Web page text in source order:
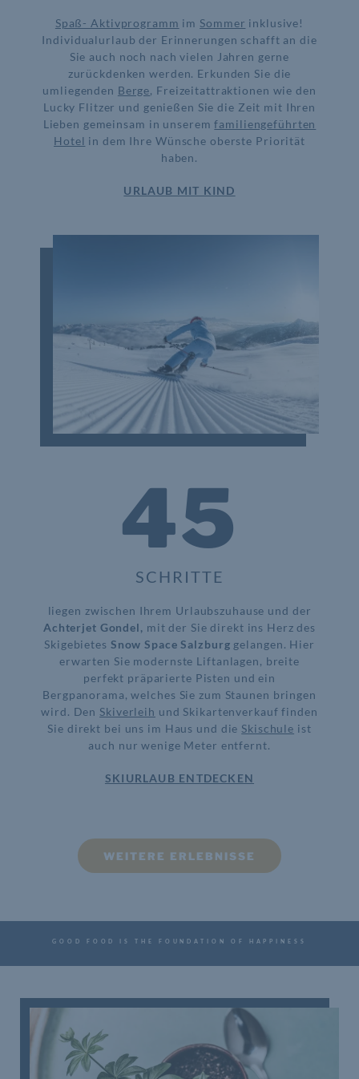
Spaß- Aktivprogramm im Sommer inklusive!
Individualurlaub der Erinnerungen schafft an die
Sie auch noch nach vielen Jahren gerne
zurückdenken werden. Erkunden Sie die
umliegenden Berge, Freizeitattraktionen wie den
Lucky Flitzer und genießen Sie die Zeit mit Ihren
Lieben gemeinsam in unseremfamiliengeführten
Hotel in dem Ihre Wünsche oberste Priorität
haben.
URLAUB MIT KIND
45
SCHRITTE
liegen zwischen Ihrem Urlaubszuhause und der
Achterjet Gondel, mit der Sie direkt ins Herz des
Skigebietes Snow Space Salzburg gelangen. Hier
erwarten Sie modernste Liftanlagen, breite
perfekt präparierte Pisten und ein
Bergpanorama, welches Sie zum Staunen bringen
wird. Den Skiverleih und Skikartenverkauf finden
Sie direkt bei uns im Haus und die Skischule ist
auch nur wenige Meter entfernt.
SKIURLAUB ENTDECKEN
WEITERE ERLEBNISSE
GOOD FOOD IS THE FOUNDATION OF HAPPINESS